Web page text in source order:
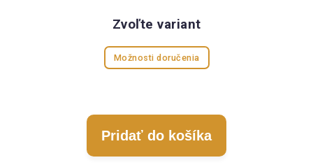
Zvoľte variant
Možnosti doručenia
Pridať do košíka